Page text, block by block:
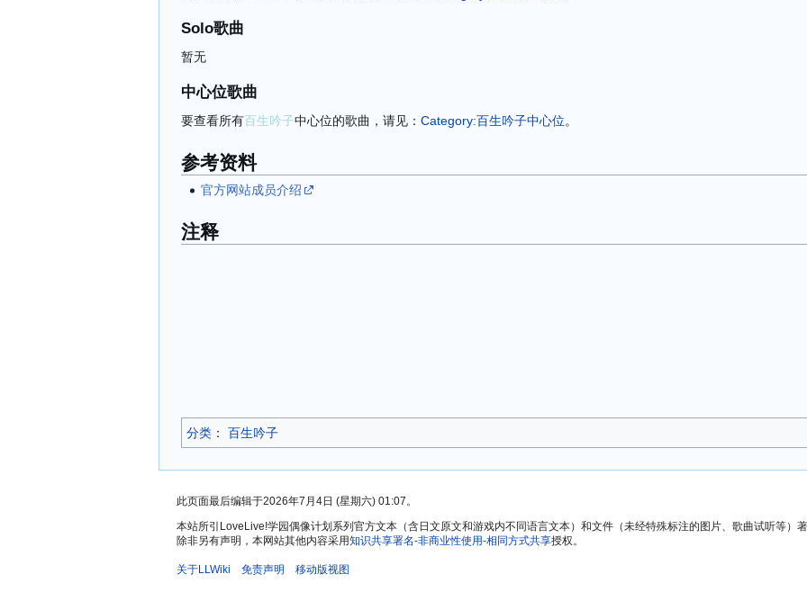
Solo歌曲
暂无
中心位歌曲
要查看所有百生吟子中心位的歌曲，请见： Category:百生吟子中心位。
参考资料
官方网站成员介绍
注释
分类 ：​ 百生吟子
此页面最后编辑于2026年7月4日 (星期六) 01:07。
本站所引LoveLive!学园偶像计划系列官方文本（含日文原文和游戏内不同语言文本）和文件（未经特殊标注的图片、歌曲试听等）
除非另有声明，本网站其他内容采用知识共享署名-非商业性使用-相同方式共享授权。
关于LLWiki 免责声明 移动版视图